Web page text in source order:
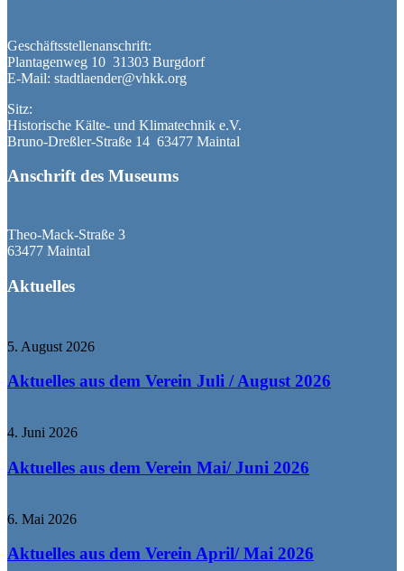
Geschäftsstellenanschrift:
Plantagenweg 10 31303 Burgdorf
E-Mail: stadtlaender@vhkk.org
Sitz:
Historische Kälte- und Klimatechnik e.V.
Bruno-Dreßler-Straße 14 63477 Maintal
Anschrift des Museums
Theo-Mack-Straße 3
63477 Maintal
Aktuelles
5. August 2026
Aktuelles aus dem Verein Juli / August 2026
4. Juni 2026
Aktuelles aus dem Verein Mai/ Juni 2026
6. Mai 2026
Aktuelles aus dem Verein April/ Mai 2026